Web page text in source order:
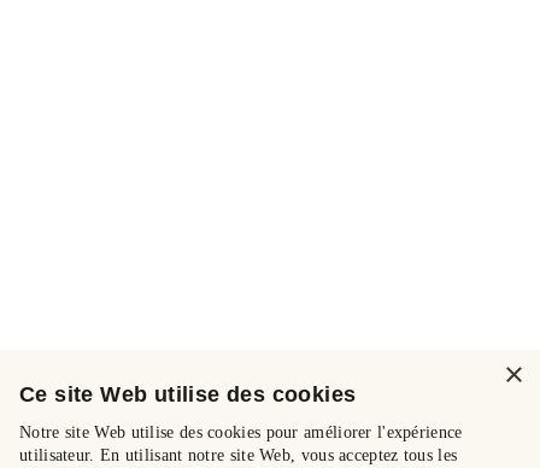
×
Ce site Web utilise des cookies
Notre site Web utilise des cookies pour améliorer l'expérience
utilisateur. En utilisant notre site Web, vous acceptez tous les